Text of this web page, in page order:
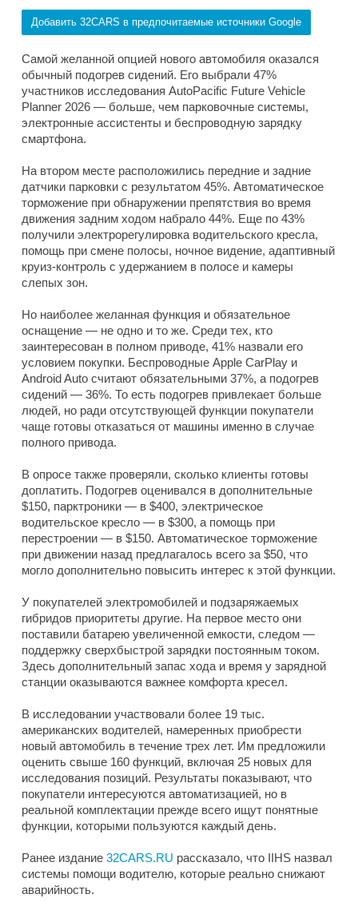
Добавить 32CARS в предпочитаемые источники Google
Самой желанной опцией нового автомобиля оказался
обычный подогрев сидений. Его выбрали 47%
участников исследования AutoPacific Future Vehicle
Planner 2026 — больше, чем парковочные системы,
электронные ассистенты и беспроводную зарядку
смартфона.
На втором месте расположились передние и задние
датчики парковки с результатом 45%. Автоматическое
торможение при обнаружении препятствия во время
движения задним ходом набрало 44%. Еще по 43%
получили электрорегулировка водительского кресла,
помощь при смене полосы, ночное видение, адаптивный
круиз-контроль с удержанием в полосе и камеры
слепых зон.
Но наиболее желанная функция и обязательное
оснащение — не одно и то же. Среди тех, кто
заинтересован в полном приводе, 41% назвали его
условием покупки. Беспроводные Apple CarPlay и
Android Auto считают обязательными 37%, а подогрев
сидений — 36%. То есть подогрев привлекает больше
людей, но ради отсутствующей функции покупатели
чаще готовы отказаться от машины именно в случае
полного привода.
В опросе также проверяли, сколько клиенты готовы
доплатить. Подогрев оценивался в дополнительные
$150, парктроники — в $400, электрическое
водительское кресло — в $300, а помощь при
перестроении — в $150. Автоматическое торможение
при движении назад предлагалось всего за $50, что
могло дополнительно повысить интерес к этой функции.
У покупателей электромобилей и подзаряжаемых
гибридов приоритеты другие. На первое место они
поставили батарею увеличенной емкости, следом —
поддержку сверхбыстрой зарядки постоянным током.
Здесь дополнительный запас хода и время у зарядной
станции оказываются важнее комфорта кресел.
В исследовании участвовали более 19 тыс.
американских водителей, намеренных приобрести
новый автомобиль в течение трех лет. Им предложили
оценить свыше 160 функций, включая 25 новых для
исследования позиций. Результаты показывают, что
покупатели интересуются автоматизацией, но в
реальной комплектации прежде всего ищут понятные
функции, которыми пользуются каждый день.
Ранее издание 32CARS.RU рассказало, что IIHS назвал
системы помощи водителю, которые реально снижают
аварийность.